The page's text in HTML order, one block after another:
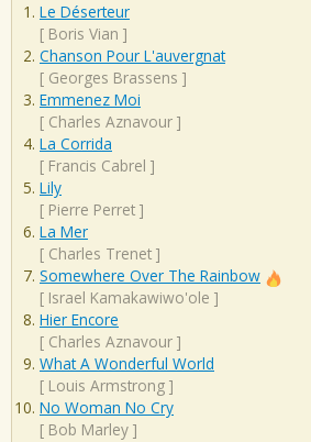
Le Déserteur
[ Boris Vian ]
Chanson Pour L'auvergnat
[ Georges Brassens ]
Emmenez Moi
[ Charles Aznavour ]
La Corrida
[ Francis Cabrel ]
Lily
[ Pierre Perret ]
La Mer
[ Charles Trenet ]
Somewhere Over The Rainbow
[ Israel Kamakawiwo'ole ]
Hier Encore
[ Charles Aznavour ]
What A Wonderful World
[ Louis Armstrong ]
No Woman No Cry
[ Bob Marley ]